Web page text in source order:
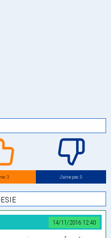
3 J’aime pas: 0
14/11/2016 12:40